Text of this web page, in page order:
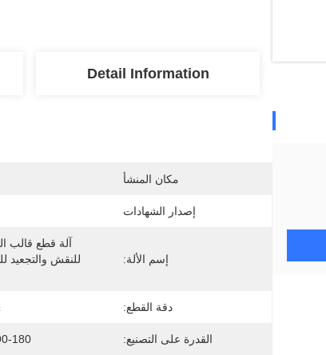
Detail Information
مكان المنشأ
إصدار الشهادات
إسم الألة:
دقة القطع: ±
القدرة على التصنيع: 90-180 مرة /